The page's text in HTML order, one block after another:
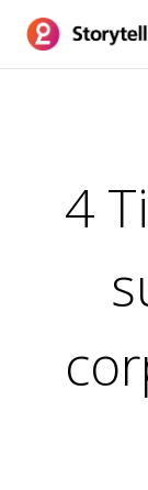
4